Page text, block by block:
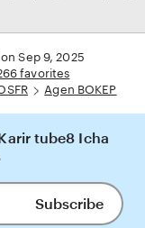
Sep 9, 2025
favorites
Agen BOKEP
tube8 Icha
Subscribe